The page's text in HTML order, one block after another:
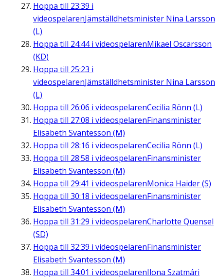
Hoppa till 23:39 i
videospelarenJämställdhetsminister Nina Larsson
(L)
Hoppa till 24:44i videospelarenMikael Oscarsson
(KD)
Hoppa till 25:23 i
videospelarenJämställdhetsminister Nina Larsson
(L)
Hoppa till 26:06 i videospelarenCecilia Rönn (L)
Hoppa till 27:08 i videospelarenFinansminister
Elisabeth Svantesson (M)
Hoppa till 28:16 i videospelarenCecilia Rönn (L)
Hoppa till 28:58 i videospelarenFinansminister
Elisabeth Svantesson (M)
Hoppa till 29:41 i videospelarenMonica Haider (S)
Hoppa till 30:18 i videospelarenFinansminister
Elisabeth Svantesson (M)
Hoppa till 31:29 i videospelarenCharlotte Quensel
(SD)
Hoppa till 32:39 i videospelarenFinansminister
Elisabeth Svantesson (M)
Hoppa till 34:01 i videospelarenIlona Szatmári